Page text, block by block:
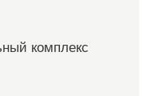
комплекс